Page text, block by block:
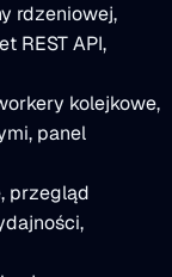
rdzeniowej,
REST API,
kolejkowe,
panel
przegląd